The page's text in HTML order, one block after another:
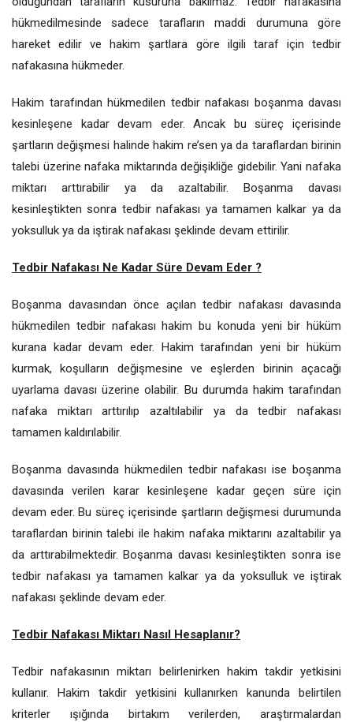
hükmedilmesinde sadece tarafların maddi durumuna göre
hareket edilir ve hakim şartlara göre ilgili taraf için tedbir
nafakasına hükmeder.
Hakim tarafından hükmedilen tedbir nafakası boşanma davası
kesinleşene kadar devam eder. Ancak bu süreç içerisinde
şartların değişmesi halinde hakim re’sen ya da taraflardan birinin
talebi üzerine nafaka miktarında değişikliğe gidebilir. Yani nafaka
miktarı arttırabilir ya da azaltabilir. Boşanma davası
kesinleştikten sonra tedbir nafakası ya tamamen kalkar ya da
yoksulluk ya da iştirak nafakası şeklinde devam ettirilir.
Tedbir Nafakası Ne Kadar Süre Devam Eder ?
Boşanma davasından önce açılan tedbir nafakası davasında
hükmedilen tedbir nafakası hakim bu konuda yeni bir hüküm
kurana kadar devam eder. Hakim tarafından yeni bir hüküm
kurmak, koşulların değişmesine ve eşlerden birinin açacağı
uyarlama davası üzerine olabilir. Bu durumda hakim tarafından
nafaka miktarı arttırılıp azaltılabilir ya da tedbir nafakası
tamamen kaldırılabilir.
Boşanma davasında hükmedilen tedbir nafakası ise boşanma
davasında verilen karar kesinleşene kadar geçen süre için
devam eder. Bu süreç içerisinde şartların değişmesi durumunda
taraflardan birinin talebi ile hakim nafaka miktarını azaltabilir ya
da arttırabilmektedir. Boşanma davası kesinleştikten sonra ise
tedbir nafakası ya tamamen kalkar ya da yoksulluk ve iştirak
nafakası şeklinde devam eder.
Tedbir Nafakası Miktarı Nasıl Hesaplanır?
Tedbir nafakasının miktarı belirlenirken hakim takdir yetkisini
kullanır. Hakim takdir yetkisini kullanırken kanunda belirtilen
kriterler ışığında birtakım verilerden, araştırmalardan